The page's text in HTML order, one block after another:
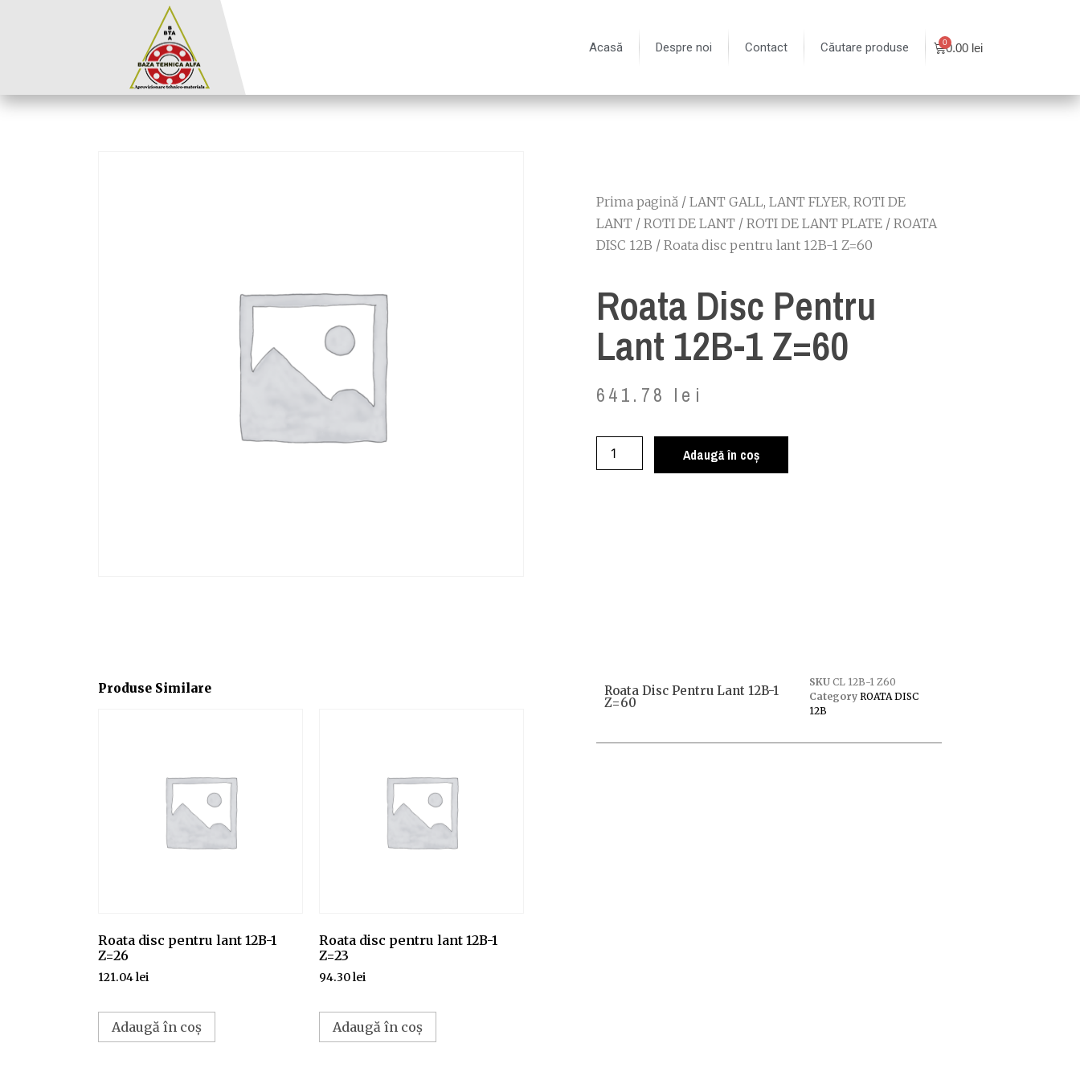
Acasă Despre noi Contact Căutare produse 0.00 lei
Prima pagină / LANT GALL, LANT FLYER, ROTI DE
LANT / ROTI DE LANT / ROTI DE LANT PLATE / ROATA
DISC 12B / Roata disc pentru lant 12B-1 Z=60
Roata Disc Pentru
Lant 12B-1 Z=60
641.78 lei
Adaugă în coș
Produse Similare
Roata disc pentru lant 12B-1
Z=26
121.04lei
Adaugă în coș
Roata disc pentru lant 12B-1
Z=23
94.30lei
Adaugă în coș
Roata Disc Pentru Lant 12B-1
Z=60
SKU CL 12B-1 Z60
Category ROATA DISC
12B